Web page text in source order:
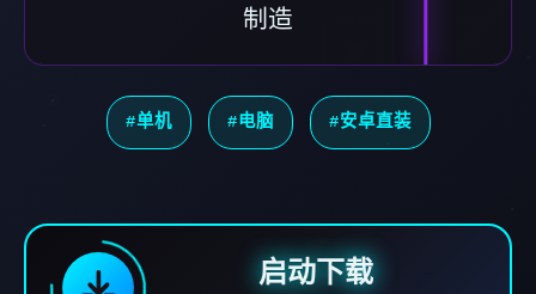
制造
#单机 #电脑 #安卓直装
启动下载